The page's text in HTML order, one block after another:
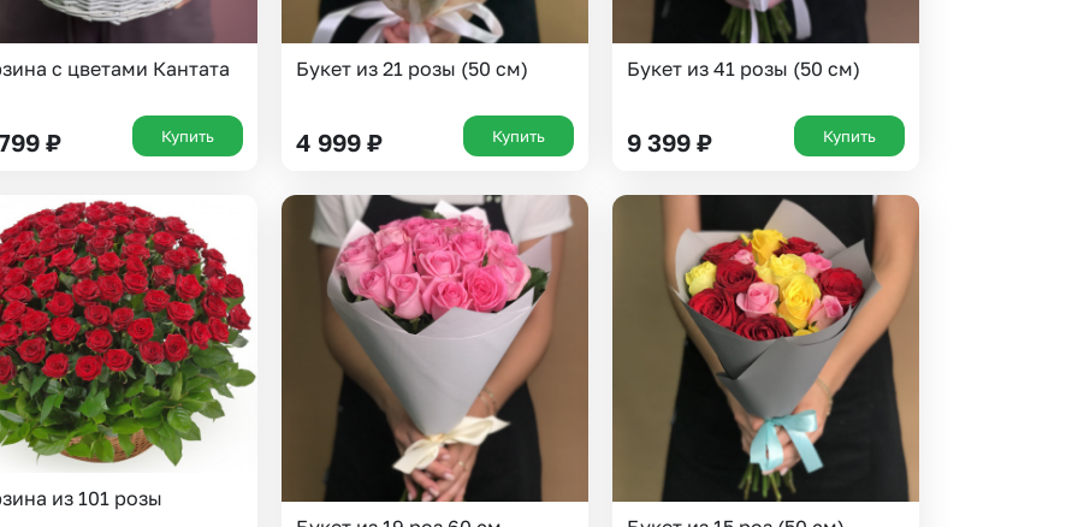
с цветами Кантата
₽ Купить
Букет из 21 розы (50 см)
4 999 ₽ Купить
Букет из 41 розы (50 см)
9 399 ₽ Купить
из 101 розы